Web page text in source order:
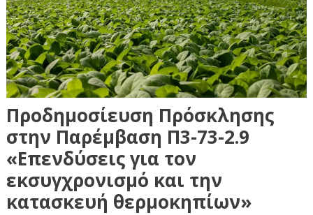
Προδημοσίευση Πρόσκλησης
στην Παρέμβαση Π3-73-2.9
«Επενδύσεις για τον
εκσυγχρονισμό και την
κατασκευή θερμοκηπίων»